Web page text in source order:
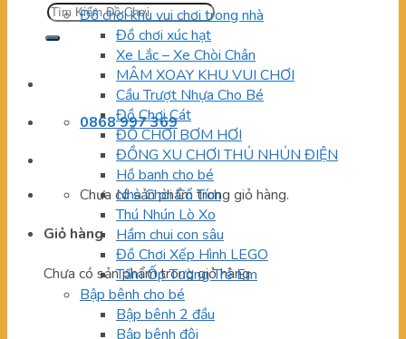
Tìm
kiếm:
0868 997 369
Chưa có sản phẩm trong giỏ hàng.
Giỏ hàng
Chưa có sản phẩm trong giỏ hàng.
Đồ chơi khu vui chơi trong nhà
Đồ chơi xúc hạt
Xe Lắc – Xe Chòi Chân
MÂM XOAY KHU VUI CHƠI
Cầu Trượt Nhựa Cho Bé
Đồ Chơi Cát
ĐỒ CHƠI BƠM HƠI
ĐỒNG XU CHƠI THÚ NHÚN ĐIỆN
Hồ banh cho bé
Nhà Chòi Cổ Tích
Thú Nhún Lò Xo
Hầm chui con sâu
Đồ Chơi Xếp Hình LEGO
Tấm Ốp Tường Trẻ Em
Bập bênh cho bé
Bập bênh 2 đầu
Bập bênh đôi